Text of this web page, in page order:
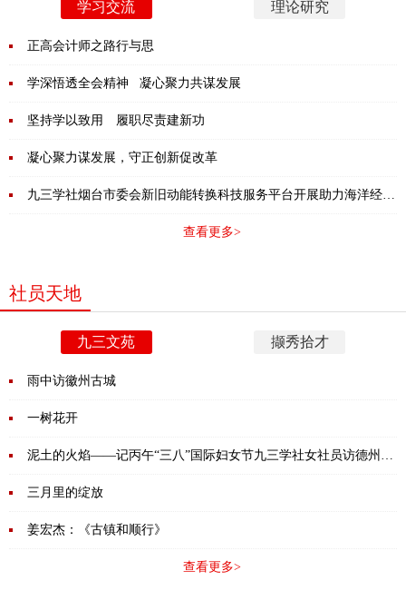
学习交流 理论研究
正高会计师之路行与思
学深悟透全会精神 凝心聚力共谋发展
坚持学以致用 履职尽责建新功
凝心聚力谋发展，守正创新促改革
九三学社烟台市委会新旧动能转换科技服务平台开展助力海洋经济
查看更多>
社员天地
九三文苑 撷秀拾才
雨中访徽州古城
一树花开
泥土的火焰——记丙午“三八”国际妇女节九三学社女社员访德州黑
陶文化园
三月里的绽放
姜宏杰：《古镇和顺行》
查看更多>